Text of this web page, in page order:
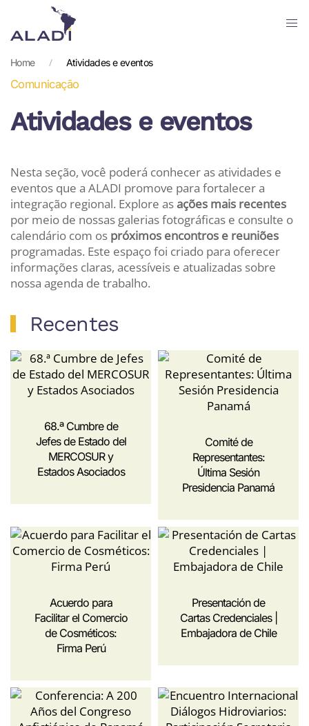
Skip
content
Home Atividades e eventos
Comunicação
Atividades e eventos
Nesta seção, você poderá conhecer as atividades e
eventos que a ALADI promove para fortalecer a
integração regional. Explore asações mais recentes
por meio de nossas galerias fotográficas e consulte o
calendário com os próximos encontros e reuniões
programadas. Este espaço foi criado para oferecer
informações claras, acessíveis e atualizadas sobre
nossa agenda de trabalho.
Recentes
68.ª Cumbre de
Jefes de Estado del
MERCOSUR y
Estados Asociados
Comité de
Representantes:
Última Sesión
Presidencia Panamá
Acuerdo para
Facilitar el Comercio
de Cosméticos:
Firma Perú
Presentación de
Cartas Credenciales |
Embajadora de Chile